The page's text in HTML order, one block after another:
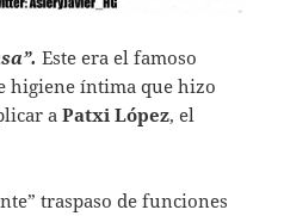
Este era el famoso
higiene íntima que hizo
aPatxi López, el
traspaso de funciones